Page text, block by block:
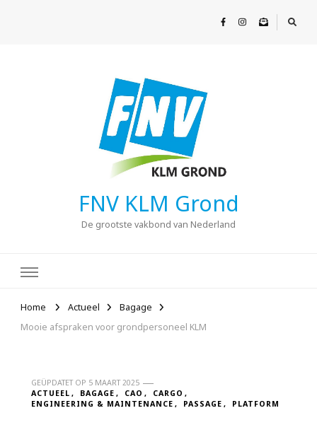
FNV KLM Grond
De grootste vakbond van Nederland
Home Actueel
Bagage
Mooie afspraken voor grondpersoneel KLM
GEÜPDATET OP 5 MAART 2025
ACTUEEL
BAGAGE CAO
CARGO
ENGINEERING & MAINTENANCE
PASSAGE PLATFORM